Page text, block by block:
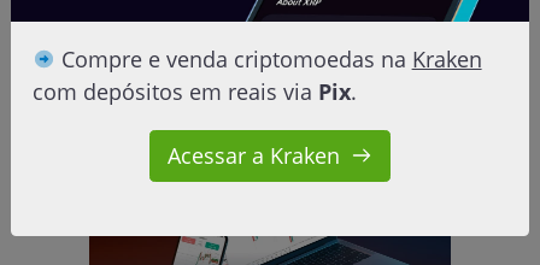
benefícios VIP com o código TOPVIP
Carlo 17 de junho de 2026
Compre e venda criptomoedas na Kraken
com depósitos em reais via Pix.
Acessar a Kraken